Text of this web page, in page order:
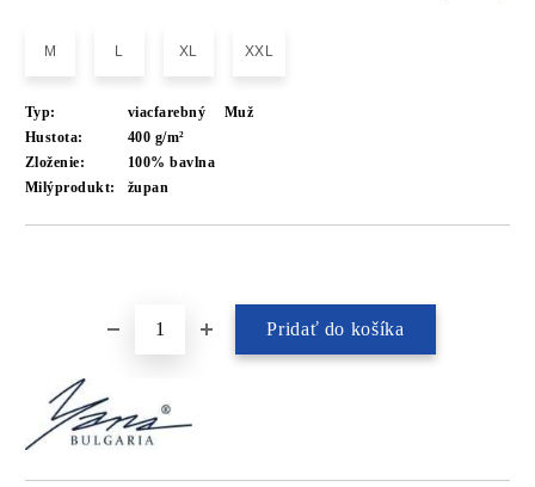
M L XL XXL
Typ: viacfarebný
Muž
Hustota:
400 g/m²
Zloženie:
100% bavlna
Milýprodukt:
župan